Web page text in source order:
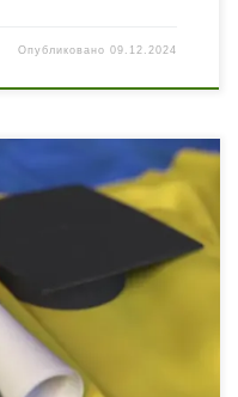
Опубликовано09.12.2024
право,
исследований
эта свобода
вызовы и
в современном
объектами
в условиях
угрожает не